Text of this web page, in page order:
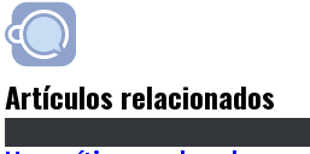
Artículos relacionados